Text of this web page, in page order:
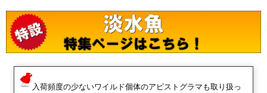
入荷頻度の少ないワイルド個体のアピストグラマも取り扱っ